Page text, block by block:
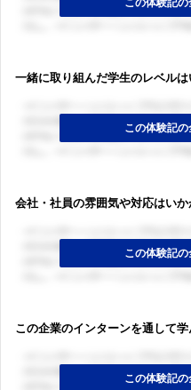
一緒に取り組んだ学生のレベルは
会社・社員の雰囲気や対応はいか
この企業のインターンを通して
ログイン・会
ログイ